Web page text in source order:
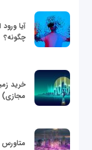
آیا
چگونه؟
مجازی)